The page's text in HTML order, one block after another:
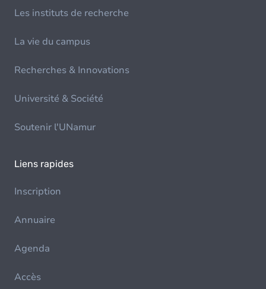
Les instituts de recherche
La vie du campus
Recherches & Innovations
Université & Société
Soutenir l'UNamur
Liens rapides
Inscription
Annuaire
Agenda
Accès